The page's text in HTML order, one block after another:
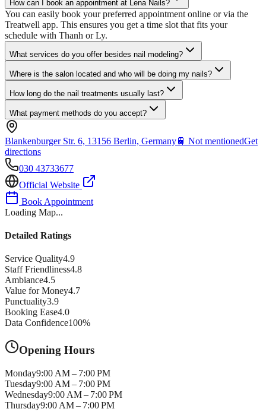
How can I book an appointment at Lena Nails?
You can easily book your preferred appointment online or via the
Treatwell app. This ensures you get a time slot that fits your
schedule with Thanh or Ly.
What services do you offer besides nail modeling?
Where is the salon located and who will be doing my nails?
How long do the nail treatments usually last?
What payment methods do you accept?
Blankenburger Str. 6, 13156 Berlin, Germany🚆 Not mentionedGet
directions
030 43733677
Official Website
Book Appointment
Loading Map...
Detailed Ratings
Service Quality4.9
Staff Friendliness4.8
Ambiance4.5
Value for Money4.7
Punctuality3.9
Booking Ease4.0
Data Confidence100%
Opening Hours
Monday9:00 AM – 7:00 PM
Tuesday9:00 AM – 7:00 PM
Wednesday9:00 AM – 7:00 PM
Thursday9:00 AM – 7:00 PM